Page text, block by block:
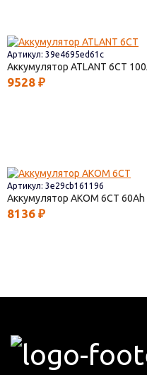
Артикул: 39e4695ed61c
Аккумулятор ATLANT 6СТ 100
9528 ₽
Артикул: 3e29cb161196
Аккумулятор AКОМ 6СТ 60
8136 ₽